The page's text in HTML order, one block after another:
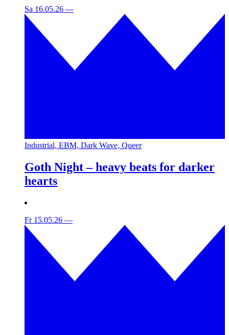
Sa 16.05.26 —
Industrial, EBM, Dark Wave, Queer
Goth Night – heavy beats for darker
hearts
Fr 15.05.26 —